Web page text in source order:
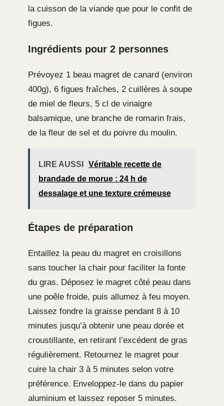
la cuisson de la viande que pour le confit de
figues.
Ingrédients pour 2 personnes
Prévoyez 1 beau magret de canard (environ
400g), 6 figues fraîches, 2 cuillères à soupe
de miel de fleurs, 5 cl de vinaigre
balsamique, une branche de romarin frais,
de la fleur de sel et du poivre du moulin.
LIRE AUSSI
Véritable recette de
brandade de morue : 24 h de
dessalage et une texture crémeuse
Étapes de préparation
Entaillez la peau du magret en croisillons
sans toucher la chair pour faciliter la fonte
du gras. Déposez le magret côté peau dans
une poêle froide, puis allumez à feu moyen.
Laissez fondre la graisse pendant 8 à 10
minutes jusqu’à obtenir une peau dorée et
croustillante, en retirant l’excédent de gras
régulièrement. Retournez le magret pour
cuire la chair 3 à 5 minutes selon votre
préférence. Enveloppez-le dans du papier
aluminium et laissez reposer 5 minutes.